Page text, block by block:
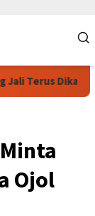
Dikawal dan
Ojol